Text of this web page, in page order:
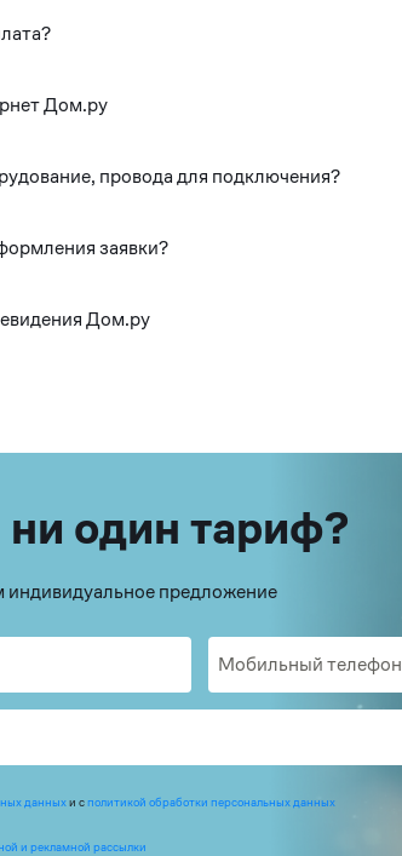
Дом.ру
провода для подключения?
заявки?
Дом.ру
один тариф?
индивидуальное предложение
данныхи сполитикой обработки персональных данных
и рекламной рассылки